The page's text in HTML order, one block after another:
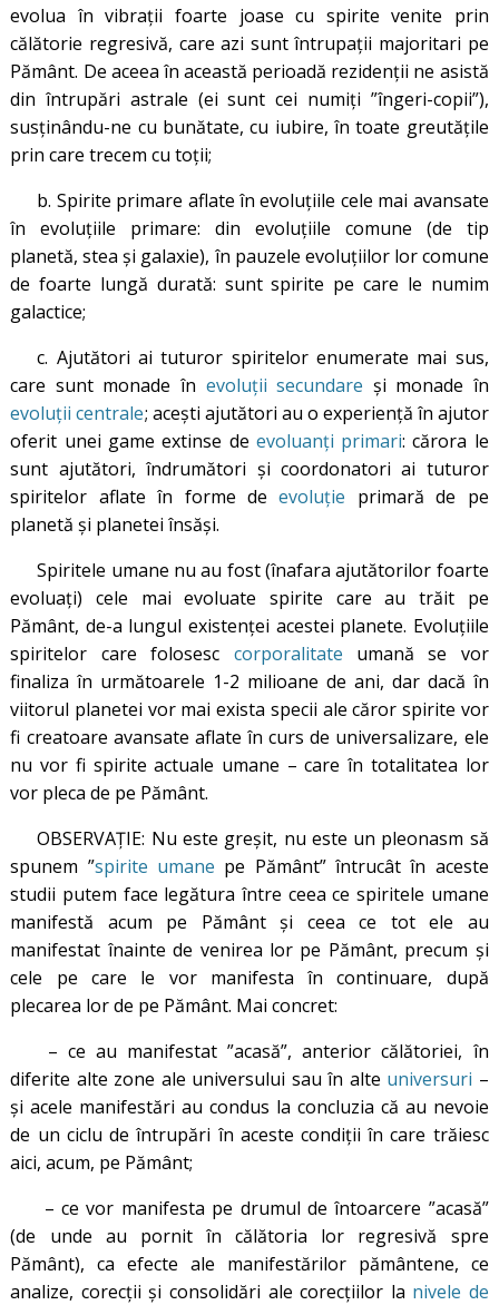
evolua în vibrații foarte joase cu spirite venite prin
călătorie regresivă, care azi sunt întrupații majoritari pe
Pământ. De aceea în această perioadă rezidenții ne asistă
din întrupări astrale (ei sunt cei numiți ”îngeri-copii”),
susținându-ne cu bunătate, cu iubire, în toate greutățile
prin care trecem cu toții;
b. Spirite primare aflate în evoluțiile cele mai avansate
în evoluțiile primare: din evoluțiile comune (de tip
planetă, stea și galaxie), în pauzele evoluțiilor lor comune
de foarte lungă durată: sunt spirite pe care le numim
galactice;
c. Ajutători ai tuturor spiritelor enumerate mai sus,
care sunt monade în evoluții secundare și monade în
evoluții centrale; acești ajutători au o experiență în ajutor
oferit unei game extinse de evoluanți primari: cărora le
sunt ajutători, îndrumători și coordonatori ai tuturor
spiritelor aflate în forme deevoluție primară de pe
planetă și planetei însăși.
Spiritele umane nu au fost (înafara ajutătorilor foarte
evoluați) cele mai evoluate spirite care au trăit pe
Pământ, de-a lungul existenței acestei planete. Evoluțiile
spiritelor care folosesc corporalitate umană se vor
finaliza în următoarele 1-2 milioane de ani, dar dacă în
viitorul planetei vor mai exista specii ale căror spirite vor
fi creatoare avansate aflate în curs de universalizare, ele
nu vor fi spirite actuale umane – care în totalitatea lor
vor pleca de pe Pământ.
OBSERVAȚIE: Nu este greșit, nu este un pleonasm să
spunem ”spirite umane pe Pământ” întrucât în aceste
studii putem face legătura între ceea ce spiritele umane
manifestă acum pe Pământ și ceea ce tot ele au
manifestat înainte de venirea lor pe Pământ, precum și
cele pe care le vor manifesta în continuare, după
plecarea lor de pe Pământ. Mai concret:
– ce au manifestat ”acasă”, anterior călătoriei, în
diferite alte zone ale universului sau în alte universuri –
și acele manifestări au condus la concluzia că au nevoie
de un ciclu de întrupări în aceste condiții în care trăiesc
aici, acum, pe Pământ;
– ce vor manifesta pe drumul de întoarcere ”acasă”
(de unde au pornit în călătoria lor regresivă spre
Pământ), ca efecte ale manifestărilor pământene, ce
analize, corecții și consolidări ale corecțiilor la nivele de